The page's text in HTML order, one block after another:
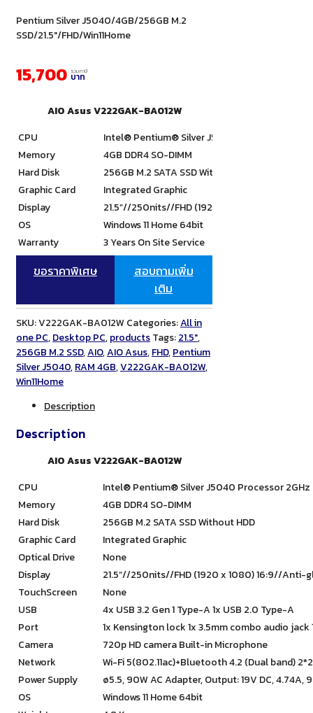
Pentium Silver J5040/4GB/256GB M.2
SSD/21.5"/FHD/Win11Home
15,700 รวมภาษี
บาท
AIO Asus V222GAK-BA012W
CPU
Intel® Pentium® Silver J5040 Processor 2GHz
Memory
4GB DDR4 SO-DIMM
Hard Disk
256GB M.2 SATA SSD Without HDD
Graphic Card
Integrated Graphic
Display
21.5”//250nits//FHD (1920 x 1080) 16:9//Anti-
OS
Windows 11 Home 64bit
Warranty
3 Years On Site Service
ขอราคาพิเศษ
สอบถามเพิ่ม
เติม
SKU:V222GAK-BA012W Categories:All in
one PC,Desktop PC,productsTags:21.5",
256GB M.2 SSD,AIO,AIO Asus,FHD,Pentium
Silver J5040,RAM 4GB,V222GAK-BA012W,
Win11Home
Description
Description
AIO Asus V222GAK-BA012W
CPU
Intel® Pentium® Silver J5040 Processor 2GHz
Memory
4GB DDR4 SO-DIMM
Hard Disk
256GB M.2 SATA SSD Without HDD
Graphic Card
Integrated Graphic
Optical Drive
None
Display
21.5”//250nits//FHD (1920 x 1080) 16:9//Anti-
TouchScreen
None
USB
4x USB 3.2 Gen 1 Type-A 1x USB 2.0 Type-A
Port
1x Kensington lock 1x 3.5mm combo audio jack
Camera
720p HD camera Built-in Microphone
Network
Wi-Fi 5(802.11ac)+Bluetooth 4.2 (Dual band)
Power Supply
ø5.5, 90W AC Adapter, Output: 19V DC,
OS
Windows 11 Home 64bit